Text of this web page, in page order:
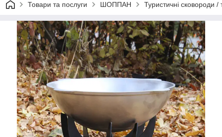
Товари та послуги ШОППАН Туристичні сковороди /